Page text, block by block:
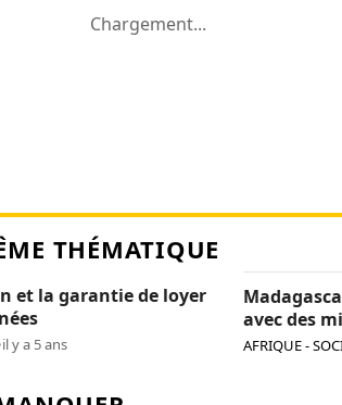
Chargement...
THÉMATIQUE
et la garantie de loyer
il y a 5 ans
avec des
de manger
AFRIQUE -